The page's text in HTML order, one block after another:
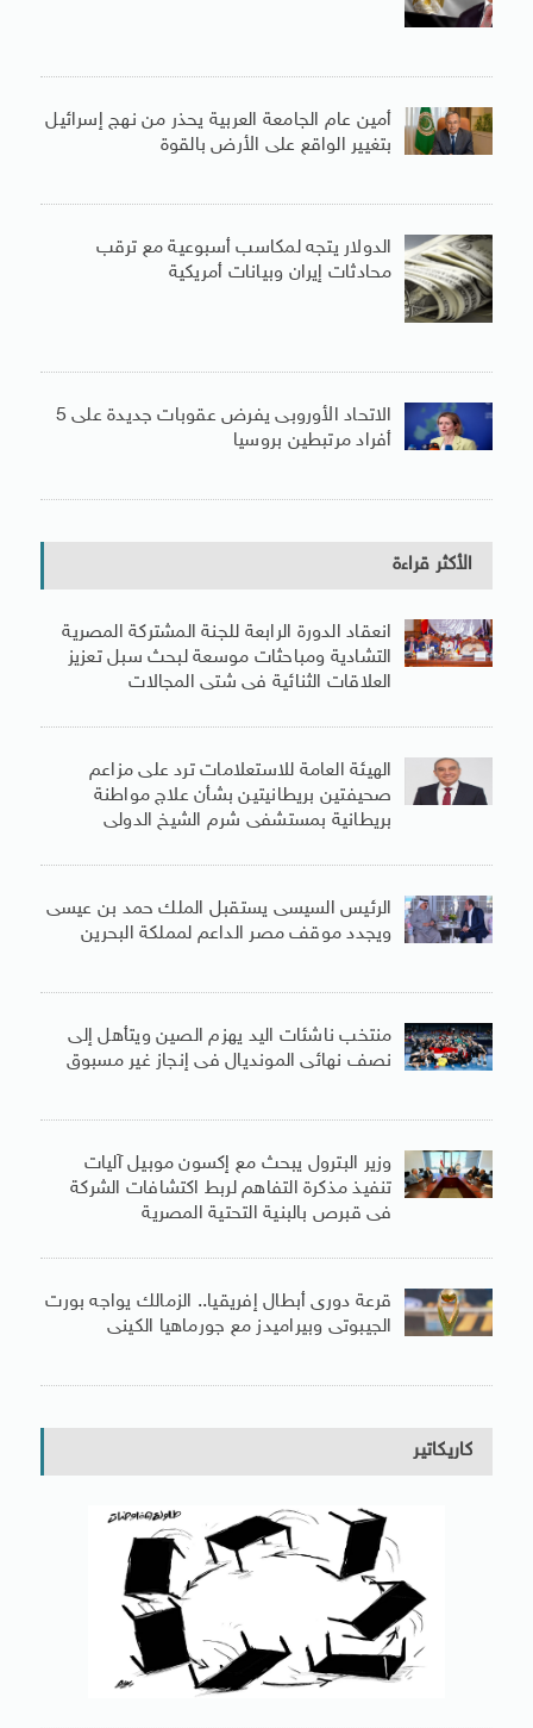
أمين عام الجامعة العربية يحذر من نهج إسرائيل
بتغيير الواقع على الأرض بالقوة
الدولار يتجه لمكاسب أسبوعية مع ترقب
محادثات إيران وبيانات أمريكية
الاتحاد الأوروبى يفرض عقوبات جديدة على 5
أفراد مرتبطين بروسيا
الأكثر قراءة
انعقاد الدورة الرابعة للجنة المشتركة المصرية
التشادية ومباحثات موسعة لبحث سبل تعزيز
العلاقات الثنائية فى شتى المجالات
الهيئة العامة للاستعلامات ترد على مزاعم
صحيفتين بريطانيتين بشأن علاج مواطنة
بريطانية بمستشفى شرم الشيخ الدولى
الرئيس السيسى يستقبل الملك حمد بن عيسى
ويجدد موقف مصر الداعم لمملكة البحرين
منتخب ناشئات اليد يهزم الصين ويتأهل إلى
نصف نهائى المونديال فى إنجاز غير مسبوق
وزير البترول يبحث مع إكسون موبيل آليات
تنفيذ مذكرة التفاهم لربط اكتشافات الشركة
فى قبرص بالبنية التحتية المصرية
قرعة دورى أبطال إفريقيا.. الزمالك يواجه بورت
الجيبوتى وبيراميدز مع جورماهيا الكينى
كاريكاتير